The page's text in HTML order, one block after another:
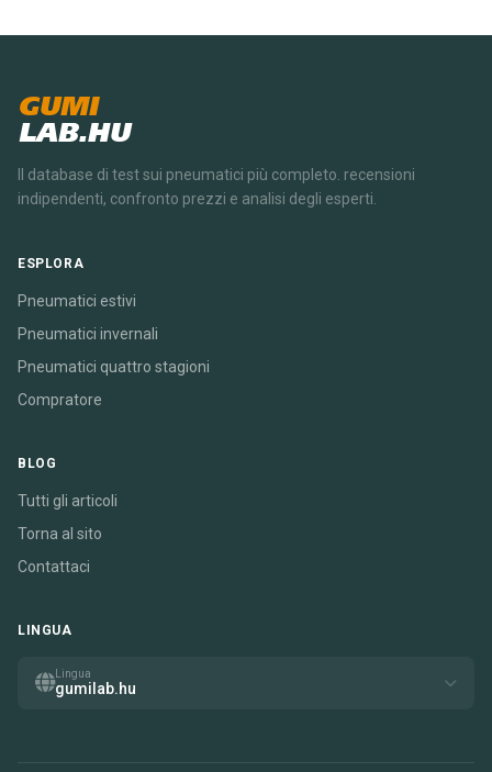
GUMI
LAB.HU
Il database di test sui pneumatici più completo. recensioni
indipendenti, confronto prezzi e analisi degli esperti.
ESPLORA
Pneumatici estivi
Pneumatici invernali
Pneumatici quattro stagioni
Compratore
BLOG
Tutti gli articoli
Torna al sito
Contattaci
LINGUA
Lingua
gumilab.hu